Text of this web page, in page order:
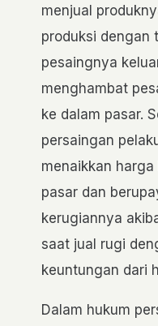
menjual
produksi dengan
pesaingnya
menghambat
ke dalam pasar.
persaingan
menaikkan
pasar dan
kerugiannya
saat jual rugi
keuntungan dari
Dalam hukum